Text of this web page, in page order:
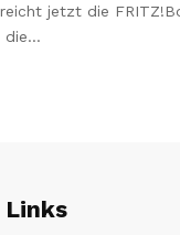
jetzt die
die…